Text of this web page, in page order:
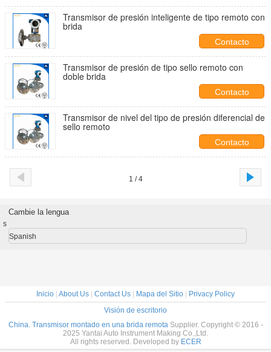
Transmisor de presión inteligente de tipo remoto con
brida
Contacto
Transmisor de presión de tipo sello remoto con
doble brida
Contacto
Transmisor de nivel del tipo de presión diferencial de
sello remoto
Contacto
1 / 4
Cambie la lengua
s
Spanish
Inicio About Us Contact Us Mapa del Sitio
Privacy Policy
Visión de escritorio
China. Transmisor montado en una brida remotaSupplier. Copyright © 2016 -
2025 Yantai Auto Instrument Making Co.,Ltd.
All rights reserved. Developed by ECER